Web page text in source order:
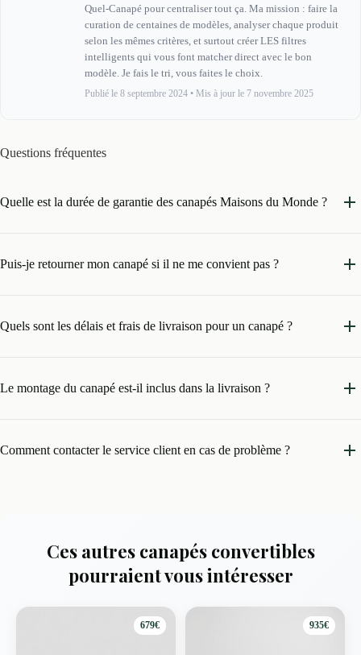
Quel-Canapé pour centraliser tout ça. Ma mission : faire la
curation de centaines de modèles, analyser chaque produit
selon les mêmes critères, et surtout créer LES filtres
intelligents qui vous font matcher direct avec le bon
modèle. Je fais le tri, vous faites le choix.
Publié le 8 septembre 2024 • Mis à jour le 7 novembre 2025
Questions fréquentes
Quelle est la durée de garantie des canapés Maisons du Monde ?
Puis-je retourner mon canapé si il ne me convient pas ?
Quels sont les délais et frais de livraison pour un canapé ?
Le montage du canapé est-il inclus dans la livraison ?
Comment contacter le service client en cas de problème ?
Ces autres canapés convertibles
pourraient vous intéresser
679€ 935€